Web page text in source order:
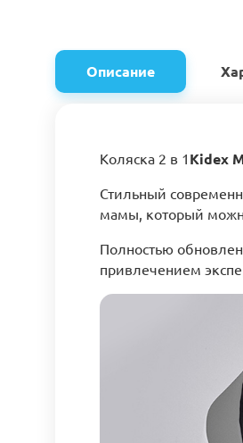
Описание
Коляска 2 в 1 Kidex
Стильный
мамы, который
Полностью
привлечением